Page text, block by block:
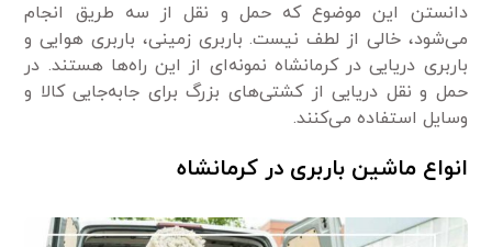
دانستن این موضوع که حمل و نقل از سه طریق انجام
می‌شود، خالی از لطف نیست. باربری زمینی، باربری هوایی و
باربری دریایی در کرمانشاه نمونه‌ای از این راه‌ها هستند. در
حمل و نقل دریایی از کشتی‌های بزرگ برای جابه‌جایی کالا و
وسایل استفاده می‌کنند.
انواع ماشین باربری در کرمانشاه